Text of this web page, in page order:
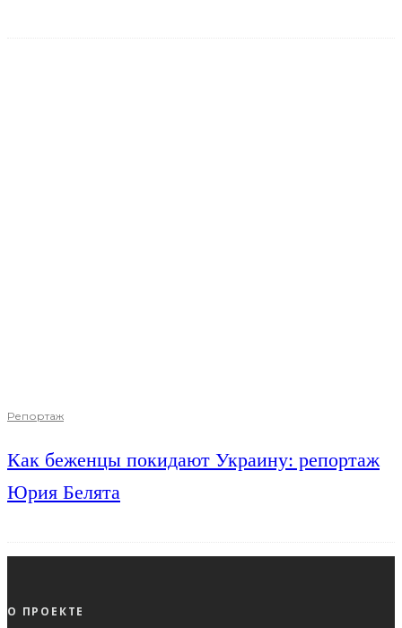
Репортаж
Как беженцы покидают Украину: репортаж
Юрия Белята
О ПРОЕКТЕ